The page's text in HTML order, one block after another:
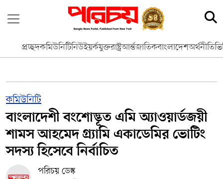
প্রচ্ছদকমিউনিটিনিউইয়র্কযুক্তরাষ্ট্রআর্ন্তজাতিকবাংলাদেশঅর্থনীতি
কমিউনিটি
বাংলাদেশী বংশোদ্ভূত এমি অ্যাওয়ার্ডজয়ী
শামস আহমেদ গ্র্যামি একাডেমির ভোটিং
সদস্য হিসেবে নির্বাচিত
পরিচয় ডেস্ক